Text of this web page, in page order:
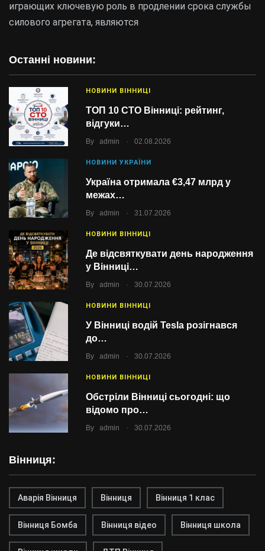
играющих ключевую роль в продлении срока службы
силового агрегата, являются
Останні новини:
НОВИНИ ВІННИЦІ
ТОП 10 СТО Вінниці: рейтинг,
відгуки…
By admin . 02.08.2026
НОВИНИ УКРАЇНИ
Україна отримала €3,47 млрд у
межах…
By admin . 31.07.2026
НОВИНИ ВІННИЦІ
Де відсвяткувати день народження
у Вінниці…
By admin . 30.07.2026
НОВИНИ ВІННИЦІ
У Вінниці водій Tesla розігнався
до…
By admin . 30.07.2026
НОВИНИ ВІННИЦІ
Обстріли Вінниці сьогодні: що
відомо про…
By admin . 30.07.2026
Вінниця:
Аварія Вінниця Вінниця Вінниця 1 клас
Вінниця Бомба Вінниця відео Вінниця школа